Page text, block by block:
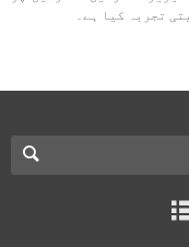
تجربہ کیا ہے۔